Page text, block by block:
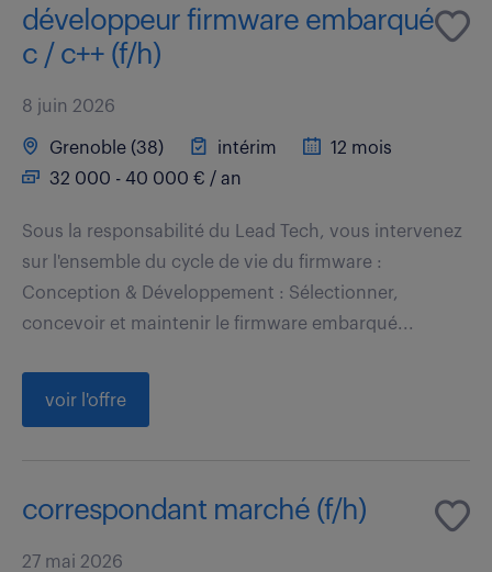
développeur firmware embarqué
c / c++ (f/h)
8 juin 2026
Grenoble (38) intérim
12 mois
32 000 - 40 000 € / an
Sous la responsabilité du Lead Tech, vous intervenez
sur l'ensemble du cycle de vie du firmware :
Conception & Développement : Sélectionner,
concevoir et maintenir le firmware embarqué...
voir l'offre
correspondant marché (f/h)
27 mai 2026